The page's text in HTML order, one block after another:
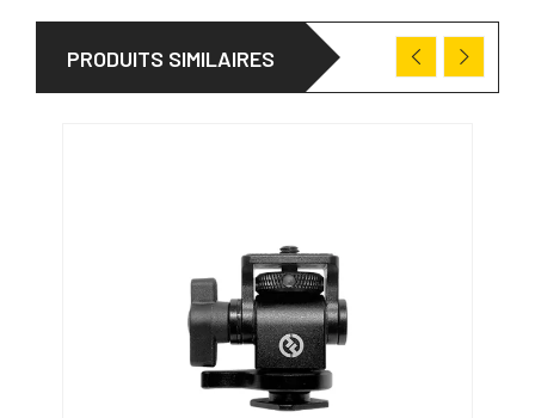
PRODUITS SIMILAIRES